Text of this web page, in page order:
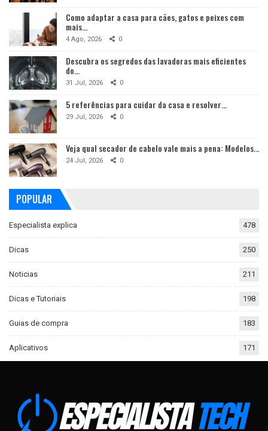
Como adaptar a casa para cães, gatos e peixes com
mais…
4 Ago, 2026 0
Descubra os segredos das lavadoras mais eficientes
do…
31 Jul, 2026 0
5 referências para cuidar da casa e resolver…
29 Jul, 2026 0
Veja qual secador de cabelo vale mais a pena: Modelos…
24 Jul, 2026 0
POPULAR
Especialista explica 478
Dicas 250
Noticias 211
Dicas e Tutoriais 198
Guias de compra 183
Aplicativos 171